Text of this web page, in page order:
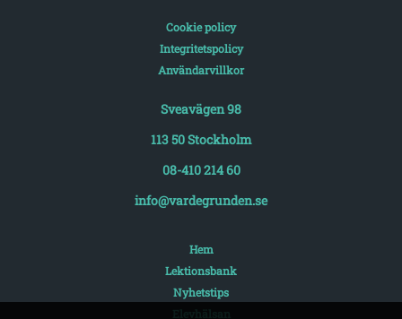
Cookie policy
Integritetspolicy
Användarvillkor
Sveavägen 98
113 50 Stockholm
08-410 214 60
info@vardegrunden.se
Hem
Lektionsbank
Nyhetstips